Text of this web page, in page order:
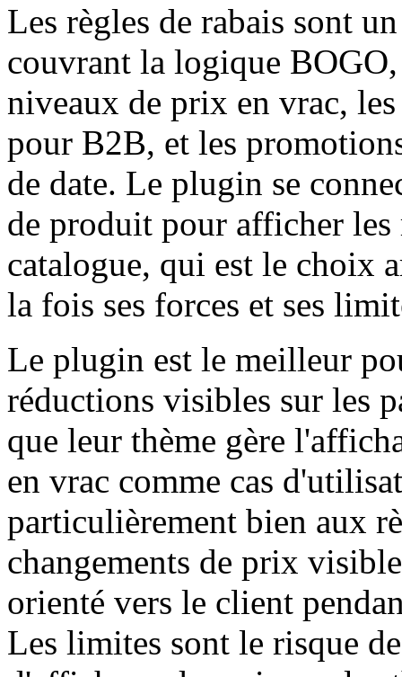
Les règles de rabais sont
couvrant la logique
niveaux de prix en vrac,
pour B2B, et les
de date. Le plugin se
de produit pour afficher
catalogue, qui est le choix
la fois ses forces et ses
Le plugin est le meilleur
réductions visibles sur les
que leur thème gère
en vrac comme cas
particulièrement bien aux
changements de prix
orienté vers le client
Les limites sont le risque